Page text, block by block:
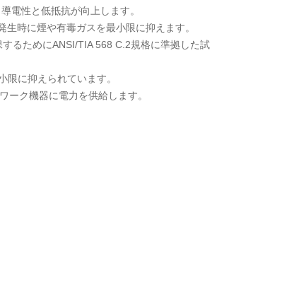
電性と低抵抗が向上します。
時に煙や有毒ガスを最小限に抑えます。
るためにANSI/TIA 568 C.2規格に準拠した試
に抑えられています。
ーク機器に電力を供給します。